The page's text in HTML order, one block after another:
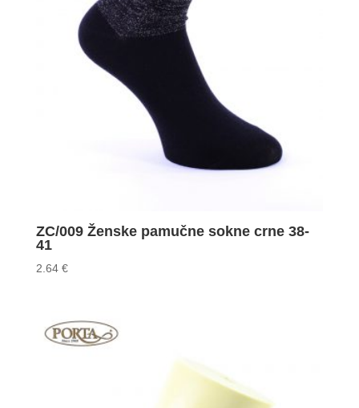
ZC/009 Ženske pamučne sokne crne 38-
41
2.64 €